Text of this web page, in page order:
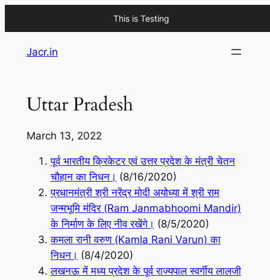
This is Testing
Jacr.in
Uttar Pradesh
March 13, 2022
पूर्व भारतीय क्रिकेटर एवं उत्तर प्रदेश के मंत्री चेतन
चौहान का निधन। (8/16/2020)
प्रधानमंत्री श्री नरेंद्र मोदी अयोध्या में श्री राम
जन्मभूमि मंदिर (Ram Janmabhoomi Mandir)
के निर्माण के लिए नीव रखेंगे। (8/5/2020)
कमला रानी वरुण (Kamla Rani Varun) का
निधन। (8/4/2020)
लखनऊ में मध्य प्रदेश के पूर्व राज्यपाल स्वर्गीय लालजी